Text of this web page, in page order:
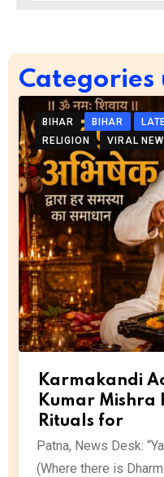
Categories
BIHAR BIHAR
RELIGION
VIRAL
Karmakandi
Kumar Mishra
Rituals for
Patna, News Desk:
(Where there is